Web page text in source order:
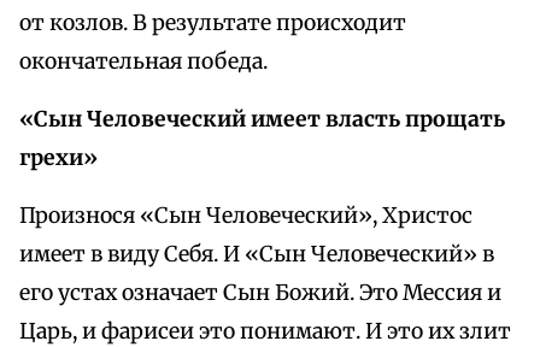
от козлов. В результате происходит
окончательная победа.
«Сын Человеческий имеет власть прощать
грехи»
Произнося «Сын Человеческий», Христос
имеет в виду Себя. И «Сын Человеческий» в
его устах означает Сын Божий. Это Мессия и
Царь, и фарисеи это понимают. И это их злит